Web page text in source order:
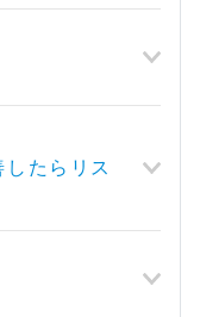
たらリス